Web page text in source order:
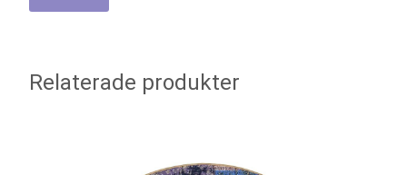
Relaterade produkter